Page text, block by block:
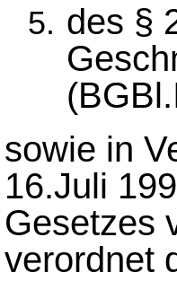
des §
sowie in
16.Juli
Gesetzes
verordnet